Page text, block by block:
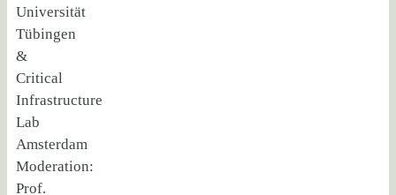
Universität
Tübingen
&
Critical
Infrastructure
Lab
Amsterdam
Moderation:
Prof.